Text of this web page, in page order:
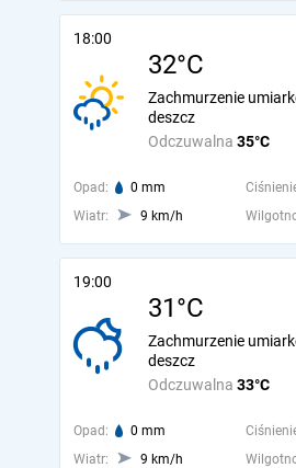
18:00
32°C
Odczuwalna 35°C
Zachmurzenie
deszcz
Opad: 0 mm
Wiatr:
9 km/h
19:00
31°C
Odczuwalna 33°C
Zachmurzenie
deszcz
Opad: 0 mm
Wiatr:
9 km/h